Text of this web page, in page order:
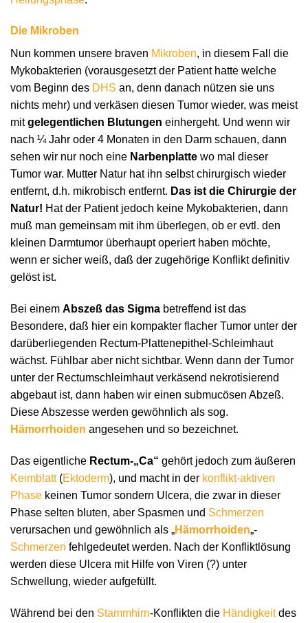
Die Mikroben
Nun kommen unsere braven Mikroben, in diesem Fall die
Mykobakterien (vorausgesetzt der Patient hatte welche
vom Beginn des DHS an, denn danach nützen sie uns
nichts mehr) und verkäsen diesen Tumor wieder, was meist
mitgelegentlichen Blutungen einhergeht. Und wenn wir
nach ¼ Jahr oder 4 Monaten in den Darm schauen, dann
sehen wir nur noch eine Narbenplatte wo mal dieser
Tumor war. Mutter Natur hat ihn selbst chirurgisch wieder
entfernt, d.h. mikrobisch entfernt. Das ist die Chirurgie der
Natur! Hat der Patient jedoch keine Mykobakterien, dann
muß man gemeinsam mit ihm überlegen, ob er evtl. den
kleinen Darmtumor überhaupt operiert haben möchte,
wenn er sicher weiß, daß der zugehörige Konflikt definitiv
gelöst ist.
Bei einem Abszeß das Sigma betreffend ist das
Besondere, daß hier ein kompakter flacher Tumor unter der
darüberliegenden Rectum-Plattenepithel-Schleimhaut
wächst. Fühlbar aber nicht sichtbar. Wenn dann der Tumor
unter der Rectumschleimhaut verkäsend nekrotisierend
abgebaut ist, dann haben wir einen submucösen Abzeß.
Diese Abszesse werden gewöhnlich als sog.
Hämorrhoiden angesehen und so bezeichnet.
Das eigentliche Rectum-„Ca“ gehört jedoch zum äußeren
Keimblatt(Ektoderm), und macht in der konflikt-aktiven
Phase keinen Tumor sondern Ulcera, die zwar in dieser
Phase selten bluten, aber Spasmen und Schmerzen
verursachen und gewöhnlich als „Hämorrhoiden„-
Schmerzen fehlgedeutet werden. Nach der Konfliktlösung
werden diese Ulcera mit Hilfe von Viren (?) unter
Schwellung, wieder aufgefüllt.
Während bei den Stammhirn-Konflikten die Händigkeitdes